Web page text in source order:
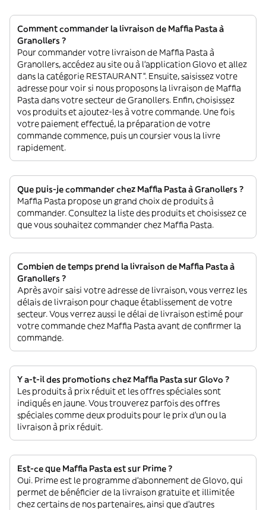
Comment commander la livraison de Maffia Pasta à
Granollers ?
Pour commander votre livraison de Maffia Pasta à
Granollers, accédez au site ou à l'application Glovo et allez
dans la catégorie RESTAURANT”. Ensuite, saisissez votre
adresse pour voir si nous proposons la livraison de Maffia
Pasta dans votre secteur de Granollers. Enfin, choisissez
vos produits et ajoutez-les à votre commande. Une fois
votre paiement effectué, la préparation de votre
commande commence, puis un coursier vous la livre
rapidement.
Que puis-je commander chez Maffia Pasta à Granollers ?
Maffia Pasta propose un grand choix de produits à
commander. Consultez la liste des produits et choisissez ce
que vous souhaitez commander chez Maffia Pasta.
Combien de temps prend la livraison de Maffia Pasta à
Granollers ?
Après avoir saisi votre adresse de livraison, vous verrez les
délais de livraison pour chaque établissement de votre
secteur. Vous verrez aussi le délai de livraison estimé pour
votre commande chez Maffia Pasta avant de confirmer la
commande.
Y a-t-il des promotions chez Maffia Pasta sur Glovo ?
Les produits à prix réduit et les offres spéciales sont
indiqués en jaune. Vous trouverez parfois des offres
spéciales comme deux produits pour le prix d'un ou la
livraison à prix réduit.
Est-ce que Maffia Pasta est sur Prime ?
Oui. Prime est le programme d’abonnement de Glovo, qui
permet de bénéficier de la livraison gratuite et illimitée
chez certains de nos partenaires, ainsi que d’autres